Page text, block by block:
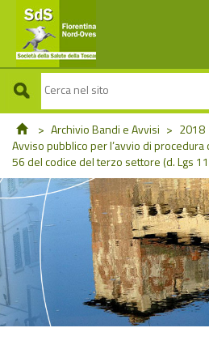
> Archivio Bandi e Avvisi > 2018
Avviso pubblico per l’avvio di procedura
56 del codice del terzo settore (d. Lgs